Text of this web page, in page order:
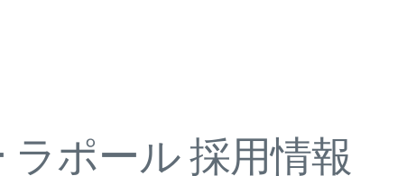
ポール 採用情報